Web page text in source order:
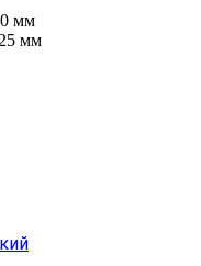
мм
мм